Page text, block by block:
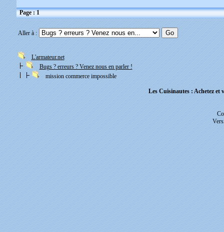
Page : 1
Aller à :
L'armateur.net
Bugs ? erreurs ? Venez nous en parler !
mission commerce impossible
Les Cuisinautes : Achetez et